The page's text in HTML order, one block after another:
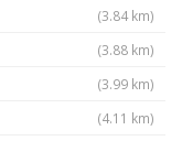
(3.84 km)
(3.88 km)
(3.99 km)
(4.11 km)